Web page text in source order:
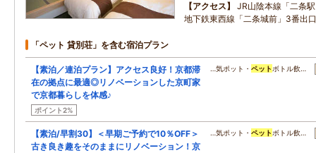
アクセス
JR山陰本線「二条
地下鉄東西線「二条城前」3番出
「ペット 貸別荘」を含む宿泊プラン
【素泊／連泊プラン】アクセス良好！京都滞
在の拠点に最適◎リノベーションした京町家
で京都暮らしを体感♪
ポイント2%
…気ポット・ ペット ボトル飲…
【素泊/早割30】＜早期ご予約で10％OFF＞
古き良き趣をそのままにリノベーション！京
…気ポット・ ペット ボトル飲…